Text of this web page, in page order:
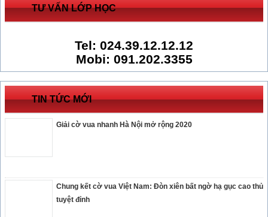
TƯ VẤN LỚP HỌC
Tel: 024.39.12.12.12
Mobi: 091.202.3355
TIN TỨC MỚI
Giải cờ vua nhanh Hà Nội mở rộng 2020
Chung kết cờ vua Việt Nam: Đòn xiên bất ngờ hạ gục cao thủ
tuyệt đỉnh